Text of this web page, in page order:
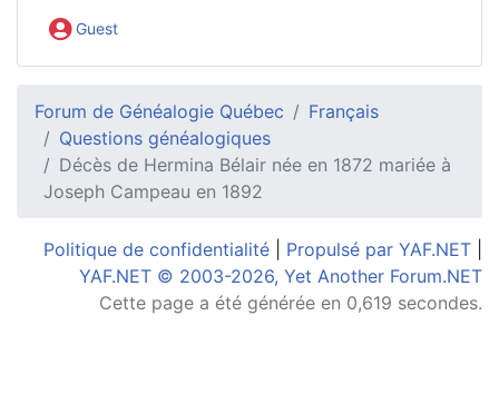
Guest
Forum de Généalogie Québec
Français
Questions généalogiques
Décès de Hermina Bélair née en 1872 mariée à
Joseph Campeau en 1892
Politique de confidentialité Propulsé par YAF.NET
YAF.NET © 2003-2026, Yet Another Forum.NET
Cette page a été générée en 0,619 secondes.